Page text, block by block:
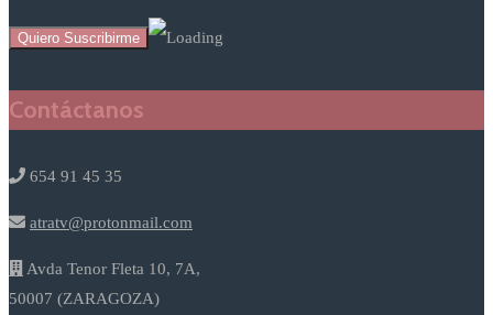
Contáctanos
654 91 45 35
atratv@protonmail.com
Avda Tenor Fleta 10, 7A,
50007 (ZARAGOZA)